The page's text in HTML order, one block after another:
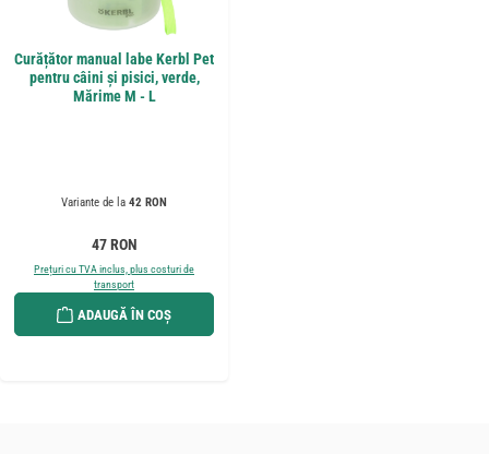
Curățător manual labe Kerbl Pet
pentru câini și pisici, verde,
Mărime M - L
Variante de la 42 RON
Preț obișnuit:
47 RON
Prețuri cu TVA inclus, plus costuri de
transport
ADAUGĂ ÎN COȘ